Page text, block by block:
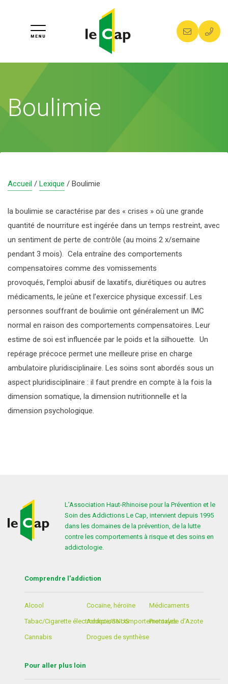
TABAC/CIGARETTE ÉLECTRONIQUE/SNUS
CANNABIS
DROGUES DE SYNTHÈSE
MÉDICAMENTS
PROTOXYDE D’AZOTE
LES CENTRES DE SOINS
MULHOUSE
ALTKIRCH
POUR LES JEUNES
ACCOMPAGNEMENT 4-11 ANS
TRAVAIL ATERNATIF PAYÉ À LA JOURNÉE
PROFESSIONNELS
TRAVAIL ALTERNATIF PAYÉ À LA JOURNÉE
SANTÉ – JUSTICE
À PROPOS
LE CAP
HISTORIQUE
ORGANISATION
ACTIVITÉS ET CHIFFRES CLÉS
PARTENAIRES
J’AI BESOIN D’AIDE
Boulimie
Accueil / Lexique / Boulimie
la boulimie se caractérise par des « crises » où une grande
quantité de nourriture est ingérée dans un temps restreint, avec
un sentiment de perte de contrôle (au moins 2 x/semaine
pendant 3 mois). Cela entraîne des comportements
compensatoires comme des vomissements
provoqués, l’emploi abusif de laxatifs, diurétiques ou autres
médicaments, le jeûne et l’exercice physique excessif. Les
personnes souffrant de boulimie ont généralement un IMC
normal en raison des comportements compensatoires. Leur
estime de soi est influencée par le poids et la silhouette. Un
repérage précoce permet une meilleure prise en charge
ambulatoire pluridisciplinaire. Les soins sont abordés sous un
aspect pluridisciplinaire : il faut prendre en compte à la fois la
dimension somatique, la dimension nutritionnelle et la
dimension psychologique.
L’Association Haut-Rhinoise pour la Prévention et le
Soin des Addictions Le Cap, intervient depuis 1995
dans les domaines de la prévention, de la lutte
contre les comportements à risque et des soins en
addictologie.
Comprendre l'addiction
Alcool
Tabac/Cigarette électronique/SNUS
Cannabis
Cocaïne, héroïne
Addictions comportementales
Drogues de synthèse
Médicaments
Protoxyde d’Azote
Pour aller plus loin